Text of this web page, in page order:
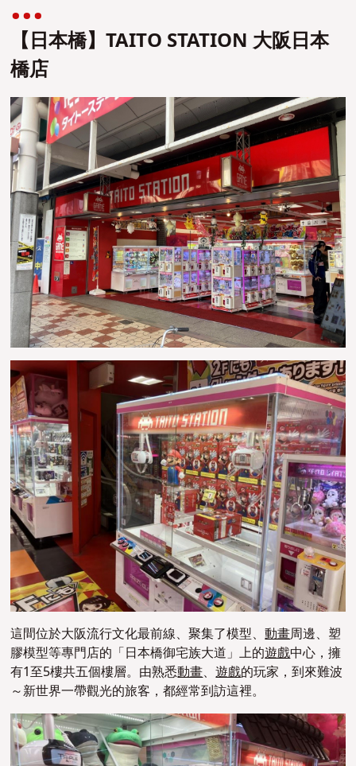
【日本橋】TAITO STATION 大阪日本
橋店
這間位於大阪流行文化最前線、聚集了模型、動畫周邊、塑
膠模型等專門店的「日本橋御宅族大道」上的遊戲中心，擁
有1至5樓共五個樓層。由熟悉動畫、遊戲的玩家，到來難波
～新世界一帶觀光的旅客，都經常到訪這裡。